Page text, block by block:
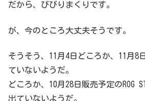
だから、びびりまくりです。
が、今のところ大丈夫そうです。
そうそう、11月4日どころか、11月8
ていないようだ。
どころか、10月28日販売予定のROG
出ていないようだ。